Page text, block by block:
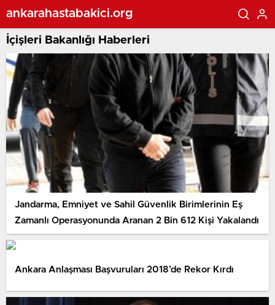
ankarahastabakici.org
İçişleri Bakanlığı Haberleri
Jandarma, Emniyet ve Sahil Güvenlik Birimlerinin Eş
Zamanlı Operasyonunda Aranan 2 Bin 612 Kişi Yakalandı
Ankara Anlaşması Başvuruları 2018’de Rekor Kırdı